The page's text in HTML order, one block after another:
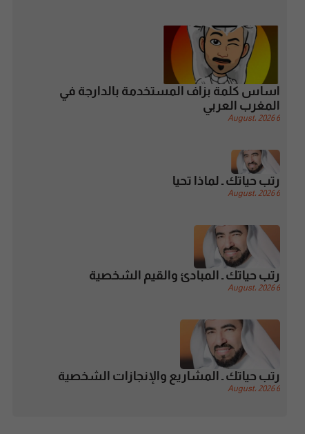
اساس كلمة بزاف المستخدمة بالدارجة في
المغرب العربي
6 August، 2026
رتب حياتك ـ لماذا تحيا
6 August، 2026
رتب حياتك ـ المبادئ والقيم الشخصية
6 August، 2026
رتب حياتك ـ المشاريع والإنجازات الشخصية
6 August، 2026